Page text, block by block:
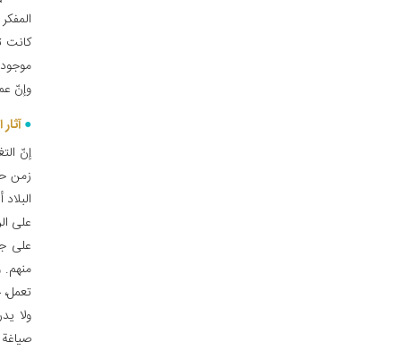
المفكر
كانت
وإنّ
إنّ
زمن
على
على
ولا